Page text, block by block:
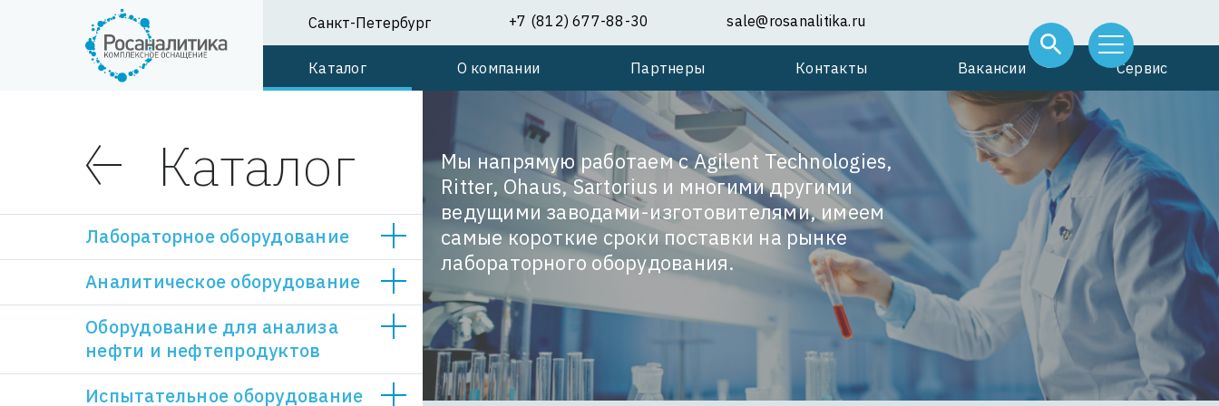
Санкт-Петербург +7 (812) 677-88-30 sale@rosanalitika.ru
Каталог О компании Партнеры Контакты Вакансии Сервис
Каталог
Лабораторное оборудование
Аналитическое оборудование
Оборудование для анализа
нефти и нефтепродуктов
Испытательное оборудование
Мы напрямую работаем с Agilent Technologies,
Ritter, Ohaus, Sartorius и многими другими
ведущими заводами-изготовителями, имеем
самые короткие сроки поставки на рынке
лабораторного оборудования.